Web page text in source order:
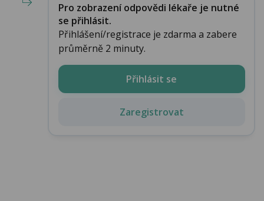
Pro zobrazení odpovědi lékaře je nutné
se přihlásit.
Přihlášení/registrace je zdarma a zabere
průměrně 2 minuty.
Přihlásit se
Zaregistrovat